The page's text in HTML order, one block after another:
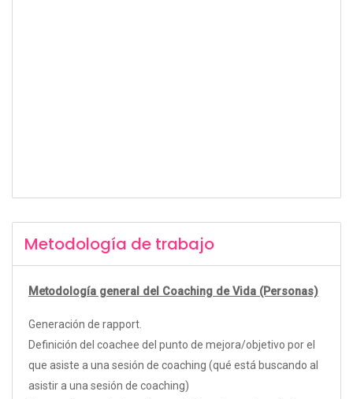
Metodología de trabajo
Metodología general del Coaching de Vida (Personas)
Generación de rapport.
Definición del coachee del punto de mejora/objetivo por el
que asiste a una sesión de coaching (qué está buscando al
asistir a una sesión de coaching)